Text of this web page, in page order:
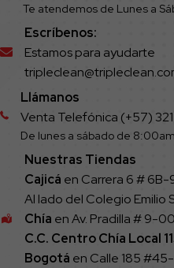
Te atendemos de Lunes a
Escríbenos:
Estamos para ayudarte
Llámanos
Venta Telefónica (+57)
De lunes a sábado de
Nuestras Tiendas
Cajicá en Carrera 6 # 6B-
Al lado del Colegio Emilio
Chía en Av. Pradilla # 9-
C.C. Centro Chía Local
Bogotá en Calle 185